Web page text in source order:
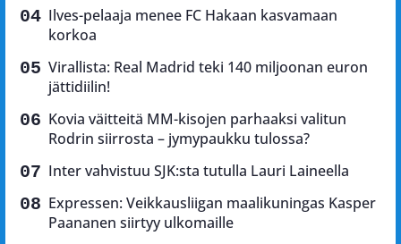
Ilves-pelaaja menee FC Hakaan kasvamaan
korkoa
Virallista: Real Madrid teki 140 miljoonan euron
jättidiilin!
Kovia väitteitä MM-kisojen parhaaksi valitun
Rodrin siirrosta – jymypaukku tulossa?
Inter vahvistuu SJK:sta tutulla Lauri Laineella
Expressen: Veikkausliigan maalikuningas Kasper
Paananen siirtyy ulkomaille